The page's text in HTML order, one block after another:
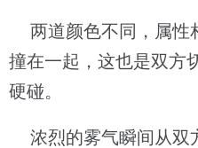
两道颜色不同，属性
撞在一起，这也是双方
硬碰。
浓烈的雾气瞬间从双